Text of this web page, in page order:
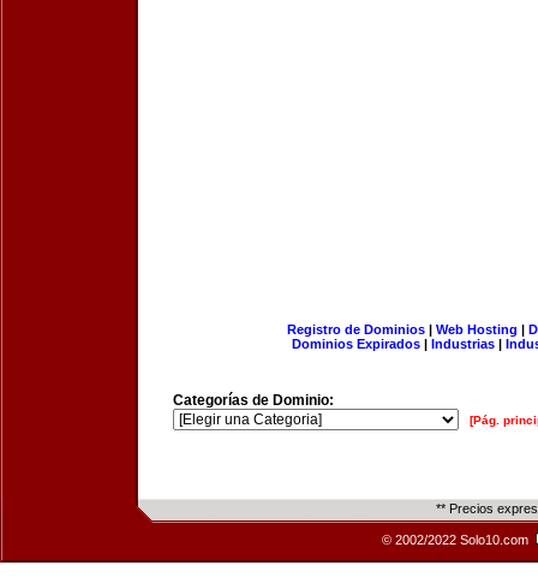
Registro de Dominios| Web Hosting |
Dominios Expirados | Industrias |
Categorías de Dominio:
[Pág.
** Precios
© 2002/2022 Solo10.com